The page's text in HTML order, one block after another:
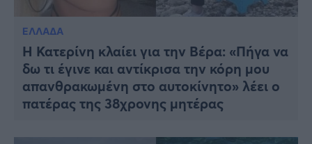
ΕΛΛΑΔΑ
Η Κατερίνη κλαίει για την Βέρα: «Πήγα να
δω τι έγινε και αντίκρισα την κόρη μου
απανθρακωμένη στο αυτοκίνητο» λέει ο
πατέρας της 38χρονης μητέρας